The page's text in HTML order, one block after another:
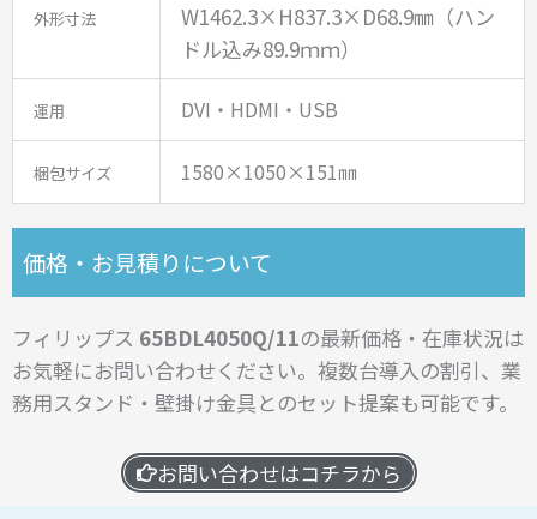
外形寸法
W1462.3×H837.3×D68.9㎜（ハン
ドル込み89.9ｍｍ）
運用 DVI・HDMI・USB
梱包サイズ 1580×1050×151㎜
価格・お見積りについて
フィリップス 65BDL4050Q/11の最新価格・在庫状況は
お気軽にお問い合わせください。 複数台導入の割引、業
務用スタンド・壁掛け金具とのセット提案も可能です。
お問い合わせはコチラから